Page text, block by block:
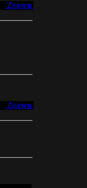
Zitieren
Zitieren